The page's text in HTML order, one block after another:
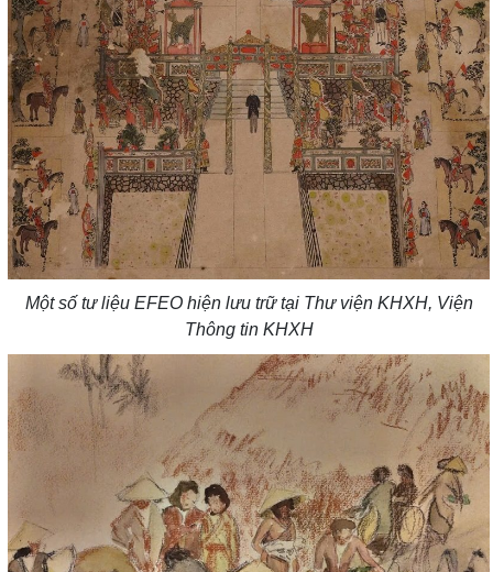
Một số tư liệu EFEOhiện lưu trữ tại Thư viện KHXH, Viện
Thông tin KHXH